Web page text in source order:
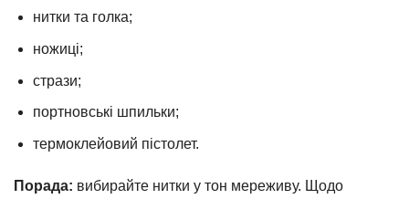
нитки та голка;
ножиці;
стрази;
портновські шпильки;
термоклейовий пістолет.
Порада: вибирайте нитки у тон мереживу. Щодо